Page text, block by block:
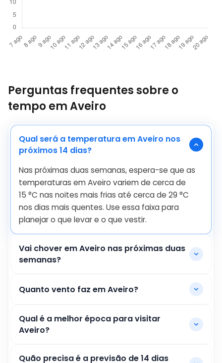
Perguntas frequentes sobre o
tempo em Aveiro
Qual será a temperatura em Aveiro nos
próximos 14 dias?
Nas próximas duas semanas, espera-se que as
temperaturas em Aveiro variem de cerca de
15 °C nas noites mais frias até cerca de 29 °C
nos dias mais quentes. Use essa faixa para
planejar o que levar e o que vestir.
Vai chover em Aveiro nas próximas duas
semanas?
Quanto vento faz em Aveiro?
Qual é a melhor época para visitar
Aveiro?
Quão precisa é a previsão de 14 dias